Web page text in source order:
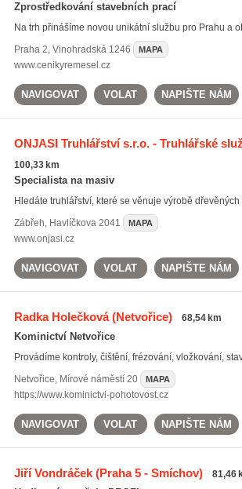
Zprostředkování stavebních prací
Na trh přinášíme novou unikátní službu pro Prahu a
Praha 2, Vinohradská 1246 MAPA
www.cenikyremesel.cz
NAVIGOVAT VOLAT NAPIŠTE NÁM
ONJASI Truhlářství s.r.o. - Truhlářské
100,33 km
Specialista na masiv
Hledáte truhlářství, které se věnuje výrobě
Zábřeh, Havlíčkova 2041 MAPA
www.onjasi.cz
NAVIGOVAT VOLAT NAPIŠTE NÁM
Radka Holečková(Netvořice) 68,54 km
Kominictví Netvořice
Provádíme kontroly, čištění, frézování, vložkování,
Netvořice, Mírové náměstí 20 MAPA
https://www.kominictvi-pohotovost.cz
NAVIGOVAT VOLAT NAPIŠTE NÁM
Jiří Vondráček(Praha 5 - Smíchov) 81,46